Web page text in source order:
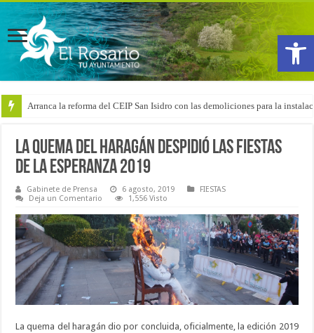
Abrir
Arranca la reforma del CEIP San Isidro con las demoliciones para la
La quema del haragán despidió las fiestas
de La Esperanza 2019
Gabinete de Prensa 6 agosto, 2019
FIESTAS
Deja un Comentario
1,556 Visto
La quema del haragán dio por concluida, oficialmente, la edición 2019